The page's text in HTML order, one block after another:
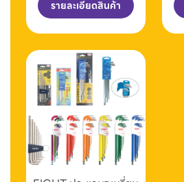
รายละเอียดสินค้า